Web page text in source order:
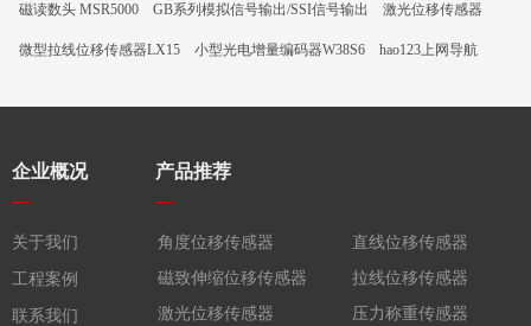
企业概况
—
关于我们
工程案例
联系我们
产品推荐
—
角度位移传感器
磁致伸缩位移传感器
激光位移传感器
直线位移传感器
拉线位移传感器
压力称重传感器
磁读数头 MSR5000 GB系列模拟信号输出/SSI信号输出 激光位移传感器
微型拉线位移传感器LX15 小型光电增量编码器W38S6 hao123上网导航